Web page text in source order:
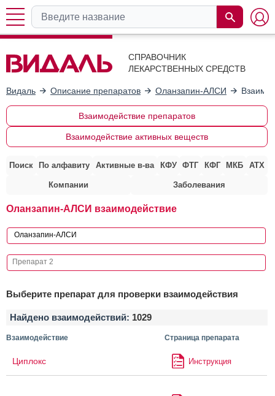
СПРАВОЧНИК
ЛЕКАРСТВЕННЫХ СРЕДСТВ
Видаль Описание препаратов Оланзапин-АЛСИ
Взаимодействие препаратов
Взаимодействие активных веществ
Поиск По алфавиту Активные в-ва КФУ ФТГ КФГ МКБ АТХ
Компании Заболевания
Оланзапин-АЛСИ взаимодействие
Выберите препарат для проверки взаимодействия
Найдено взаимодействий: 1029
Взаимодействие Страница препарата
Циплокс Инструкция